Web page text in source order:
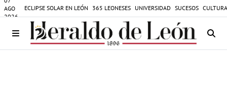
AGO
2026
ECLIPSE SOLAR EN LEÓN 365 LEONESES UNIVERSIDAD SUCESOS